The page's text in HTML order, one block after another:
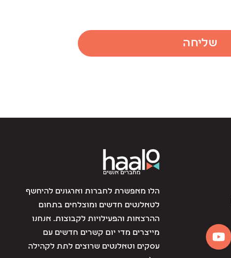
שליחה
הלו מאפשרת לחברות וארגונים להיחשף
לטאלנטים חדשים ומוצלחים בתחום
ההרצאות והפעילויות לקבוצות. אנחנו
מייצרים מדי יום קשרים חדשים עם
עסקים וטאלנטים שרוצים לתת לקהילה